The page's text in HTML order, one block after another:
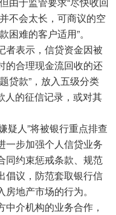
不会太长，可商议的空
难的客户适用”。
者表示，信贷资金因被
的合理现金流回收的还
贷款”，放入五级分类
人的征信记录，或对其
疑人”将被银行重点排查
一步加强个人信贷业务
同约束惩戒条款、规范
倡议，防范套取银行信
地产市场的行为。
介机构的业务合作，